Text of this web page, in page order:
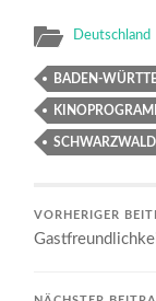
Deutschland
BADEN-
SCHWARZWALD
VORHERIGER